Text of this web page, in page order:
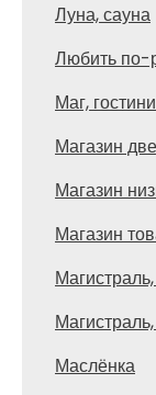
Луна, сауна
Любить по-
Маг,
Магазин
Магазин
Магазин
Маслёнка